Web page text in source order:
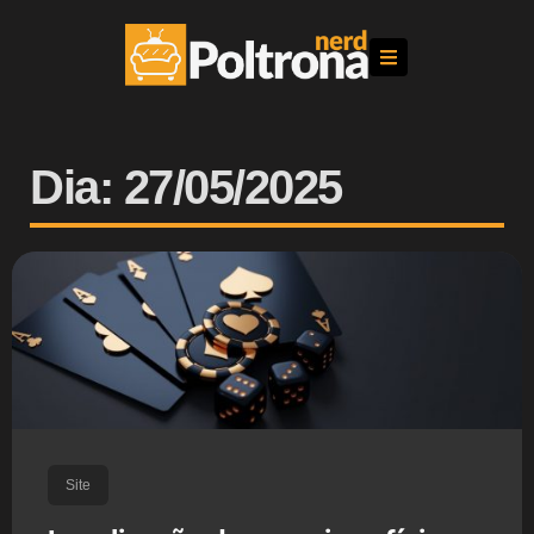
Dia: 27/05/2025
Site